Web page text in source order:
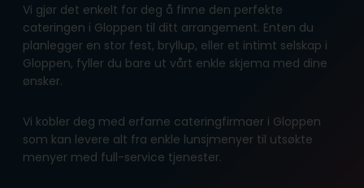
Vi gjør det enkelt for deg å finne den perfekte
cateringen i Gloppen til ditt arrangement. Enten du
planlegger en stor fest, bryllup, eller et intimt selskap i
Gloppen, fyller du bare ut vårt enkle skjema med dine
ønsker.
Vi kobler deg med erfarne cateringfirmaer i Gloppen
som kan levere alt fra enkle lunsjmenyer til utsøkte
menyer med full-service tjenester.